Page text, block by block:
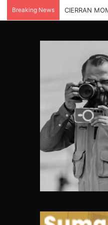
Breaking News CIERRAN